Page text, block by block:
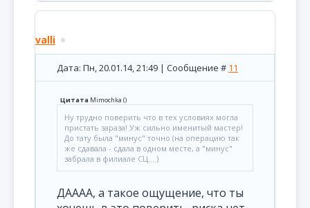
valli
Дата: Пн, 20.01.14, 21:49 | Сообщение # 11
Цитата Mimochka ()
Ну трудно поверить что в тех условиях могла
пристать зараза! Уж сильно именитый мастер!
До тату была "минус" точно (на операцию так
же сдавала - сдала в одном месте, а "минус"
забрала в филиале СЦ....)
ДАААА, а такое ощущение, что ты